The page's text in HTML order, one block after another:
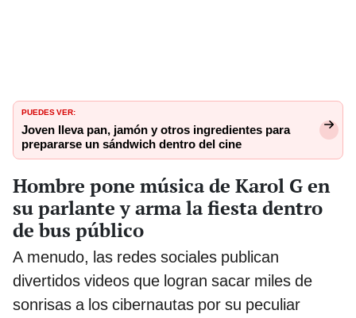
PUEDES VER:
Joven lleva pan, jamón y otros ingredientes para
prepararse un sándwich dentro del cine
Hombre pone música de Karol G en
su parlante y arma la fiesta dentro
de bus público
A menudo, las redes sociales publican
divertidos videos que logran sacar miles de
sonrisas a los cibernautas por su peculiar